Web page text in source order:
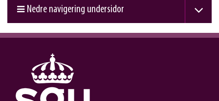
Nedre navigering undersidor